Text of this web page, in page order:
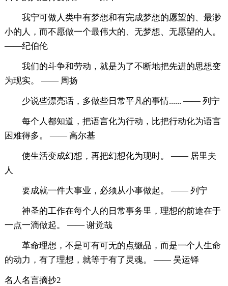
我宁可做人类中有梦想和有完成梦想的愿望的、最渺
小的人，而不愿做一个最伟大的、无梦想、无愿望的人。
——纪伯伦
我们的斗争和劳动，就是为了不断地把先进的思想变
为现实。 —— 周扬
少说些漂亮话，多做些日常平凡的事情...... —— 列宁
每个人都知道，把语言化为行动，比把行动化为语言
困难得多。 —— 高尔基
使生活变成幻想，再把幻想化为现时。 —— 居里夫
人
要成就一件大事业，必须从小事做起。 —— 列宁
神圣的工作在每个人的日常事务里，理想的前途在于
一点一滴做起。 —— 谢觉哉
革命理想，不是可有可无的点缀品，而是一个人生命
的动力，有了理想，就等于有了灵魂。 —— 吴运铎
名人名言摘抄2